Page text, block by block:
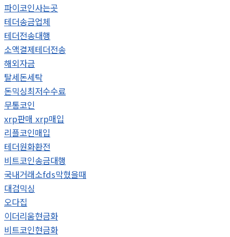
파이코인사는곳
테더송금업체
테더전송대행
소액결제테더전송
해외자금
탈세돈세탁
돈믹싱최저수수료
무통코인
xrp판매 xrp매입
리플코인매입
테더원화환전
비트코인송금대행
국내거래소fds막혔을때
대검믹싱
오다집
이더리움현금화
비트코인현금화